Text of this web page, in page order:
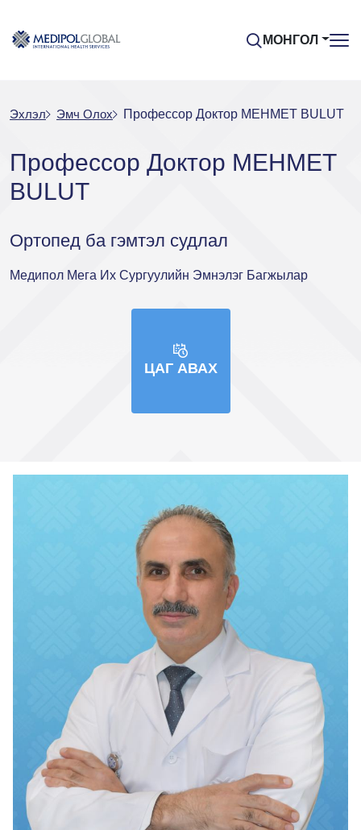
МОНГОЛ
Эхлэл Эмч Oлох Профессор Доктор MEHMET BULUT
Профессор Доктор MEHMET
BULUT
Ортопед ба гэмтэл судлал
Медипол Мега Их Сургуулийн Эмнэлэг Багжылар
ЦАГ АВАХ